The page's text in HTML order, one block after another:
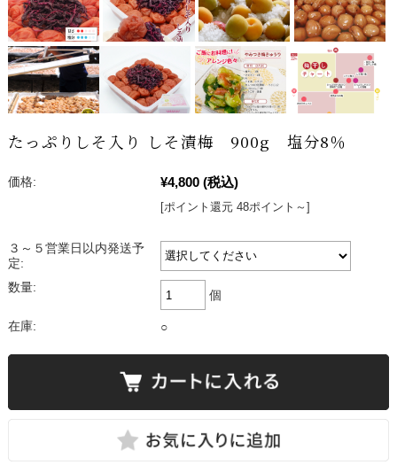
たっぷりしそ入り しそ漬梅 900g 塩分8％
価格: ¥4,800 (税込)
[ポイント還元 48ポイント～]
３～５営業日以内発送予
定:
数量:
個
在庫: ○